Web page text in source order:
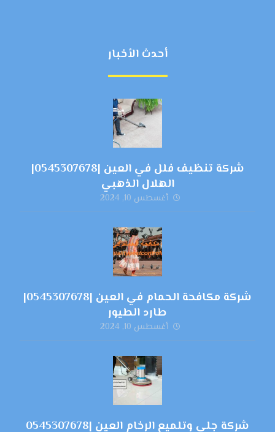
أحدث الأخبار
شركة تنظيف فلل في العين |0545307678|
الهلال الذهبي
أغسطس 10, 2024
شركة مكافحة الحمام في العين |0545307678|
طارد الطيور
أغسطس 10, 2024
شركة جلي وتلميع الرخام العين |0545307678